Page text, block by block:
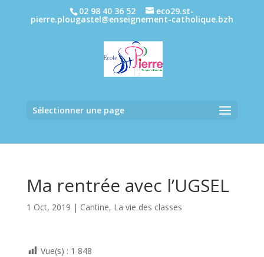
02 98 40 36 52 eco29.st-
pierre.plougastel@enseignement-catholique.bzh
Sélectionner une page
Ma rentrée avec l’UGSEL
1 Oct, 2019 | Cantine, La vie des classes
Vue(s) : 1 848